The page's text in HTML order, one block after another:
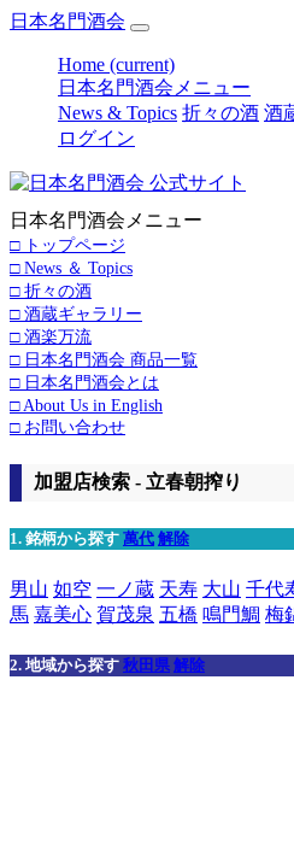
日本名門酒会
Home (current)
日本名門酒会メニュー
News & Topics 折々の酒 酒
ログイン
日本名門酒会メニュー
□ トップページ
□ News ＆ Topics
□ 折々の酒
□ 酒蔵ギャラリー
□ 酒楽万流
□ 日本名門酒会 商品一覧
□ 日本名門酒会とは
□ About Us in English
□ お問い合わせ
加盟店検索 - 立春朝搾り
1. 銘柄から探す 萬代 解除
男山 如空 一ノ蔵 天寿 大山 千代
馬 嘉美心 賀茂泉 五橋 鳴門鯛 梅
2. 地域から探す 秋田県 解除